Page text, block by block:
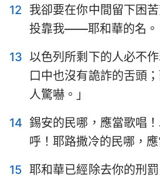
1 2 3
12
我卻要在你中間留下困
投靠我——耶和華的名。
13 以色列所剩下的人必不
口中也沒有詭詐的舌頭
人驚嚇。」
14 錫安的民哪，應當歌唱
呼！耶路撒冷的民哪，
15 耶和華已經除去你的刑